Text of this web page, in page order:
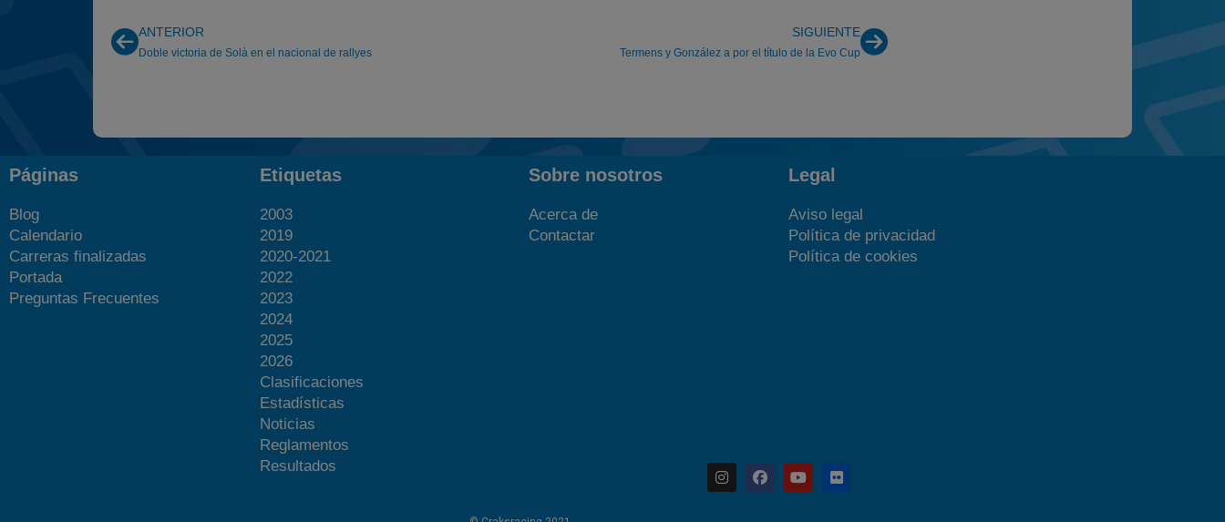
ANTERIOR
Doble victoria de Solà en el nacional de rallyes
SIGUIENTE
Termens y González a por el título de la Evo Cup
Páginas
Blog
Calendario
Carreras finalizadas
Portada
Preguntas Frecuentes
Etiquetas
2003
2019
2020-2021
2022
2023
2024
2025
2026
Clasificaciones
Estadísticas
Noticias
Reglamentos
Resultados
Sobre nosotros
Acerca de
Contactar
Legal
Aviso legal
Política de privacidad
Política de cookies